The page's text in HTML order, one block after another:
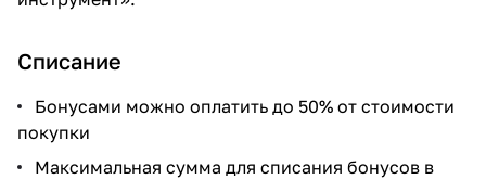
Списание
Бонусами можно оплатить до 50% от стоимости
покупки
Максимальная сумма для списания бонусов в